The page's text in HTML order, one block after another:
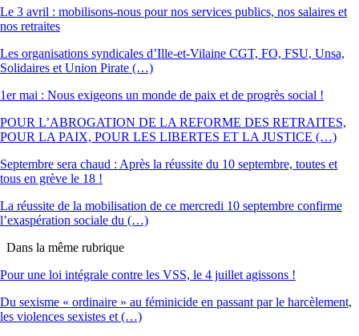
Le 3 avril : mobilisons-nous pour nos services publics, nos salaires et
nos retraites
Les organisations syndicales d’Ille-et-Vilaine CGT, FO, FSU, Unsa,
Solidaires et Union Pirate (…)
1er mai : Nous exigeons un monde de paix et de progrès social !
POUR L’ABROGATION DE LA REFORME DES RETRAITES,
POUR LA PAIX, POUR LES LIBERTES ET LA JUSTICE (…)
Septembre sera chaud : Après la réussite du 10 septembre, toutes et
tous en grève le 18 !
La réussite de la mobilisation de ce mercredi 10 septembre confirme
l’exaspération sociale du (…)
Dans la même rubrique
Pour une loi intégrale contre les VSS, le 4 juillet agissons !
Du sexisme « ordinaire » au féminicide en passant par le harcèlement,
les violences sexistes et (…)